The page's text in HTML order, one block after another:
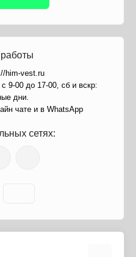
him-vest.ru
9-00 до 17-00, сб и вскр:
дни.
чате и в WhatsApp
сетях: